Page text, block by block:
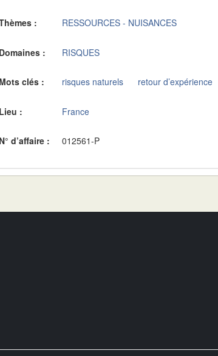
: RESSOURCES - NUISANCES
Domaines : RISQUES
Mots clés : risques naturels retour d’expérience
Lieu : France
N° d’affaire : 012561-P